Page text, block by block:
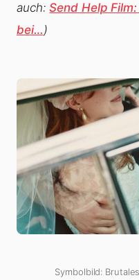
auch:Send Help
bei…)
Symbolbild: